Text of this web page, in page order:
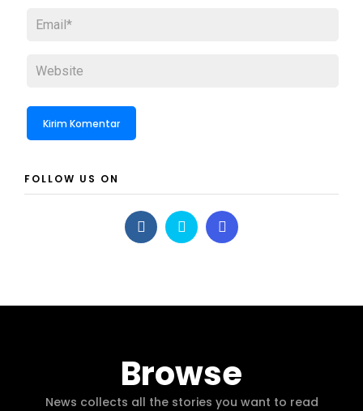
FOLLOW US ON
Browse
News collects all the stories you want to read